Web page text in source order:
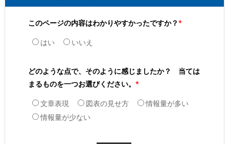
このページの内容はわかりやすかったですか？*
はい いいえ
どのような点で、そのように感じましたか？ 当ては
まるものを一つお選びください。 *
文章表現 図表の見せ方
情報量が多い
情報量が少ない